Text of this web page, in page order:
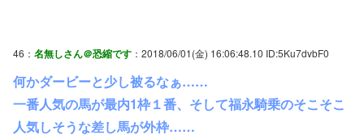
46： 名無しさん＠恐縮です ：2018/06/01(金) 16:06:48.10 ID:5Ku7dvbF0
何かダービーと少し被るなぁ……
一番人気の馬が最内1枠１番、そして福永騎乗のそこそこ
人気しそうな差し馬が外枠……